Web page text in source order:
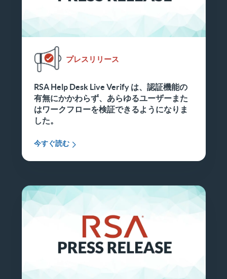
プレスリリース
RSA Help Desk Live Verify は、認証機能の
有無にかかわらず、あらゆるユーザーまた
はワークフローを検証できるようになりま
した。
今すぐ読む